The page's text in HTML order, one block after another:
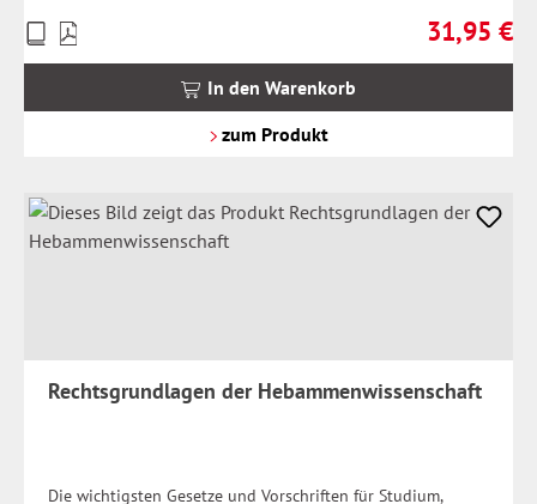
Regulärer
31,95 €
Preise
inkl.
In den Warenkorb
zum Produkt
Rechtsgrundlagen der Hebammenwissenschaft
Die wichtigsten Gesetze und Vorschriften für Studium,